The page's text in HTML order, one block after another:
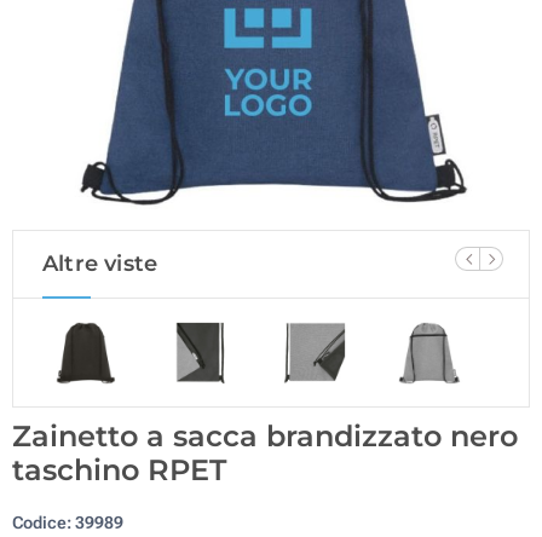
Altre viste
Zainetto a sacca brandizzato nero
taschino RPET
Codice:39989